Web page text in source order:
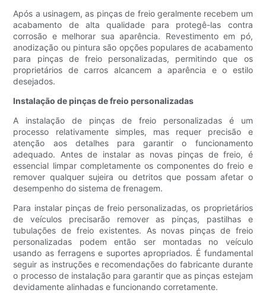
Após a usinagem, as pinças de freio geralmente recebem um
acabamento de alta qualidade para protegê-las contra
corrosão e melhorar sua aparência. Revestimento em pó,
anodização ou pintura são opções populares de acabamento
para pinças de freio personalizadas, permitindo que os
proprietários de carros alcancem a aparência e o estilo
desejados.
Instalação de pinças de freio personalizadas
A instalação de pinças de freio personalizadas é um
processo relativamente simples, mas requer precisão e
atenção aos detalhes para garantir o funcionamento
adequado. Antes de instalar as novas pinças de freio, é
essencial limpar completamente os componentes do freio e
remover qualquer sujeira ou detritos que possam afetar o
desempenho do sistema de frenagem.
Para instalar pinças de freio personalizadas, os proprietários
de veículos precisarão remover as pinças, pastilhas e
tubulações de freio existentes. As novas pinças de freio
personalizadas podem então ser montadas no veículo
usando as ferragens e suportes apropriados. É fundamental
seguir as instruções e recomendações do fabricante durante
o processo de instalação para garantir que as pinças estejam
devidamente alinhadas e funcionando corretamente.